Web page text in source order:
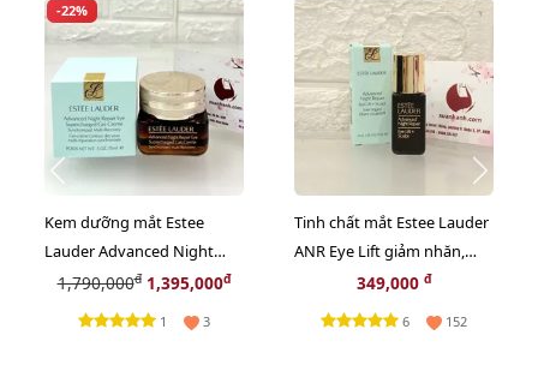
-22%
Kem dưỡng mắt Estee
Lauder Advanced Night
Repair Supercharged chống
nhăn thâm bọng, 15ml
1,790,000đ1,395,000đ
1 3
Tinh chất mắt Estee Lauder
ANR Eye Lift giảm nhăn,
nâng cơ mắt chuyên sâu,
5ml (New)
349,000 đ
6 152